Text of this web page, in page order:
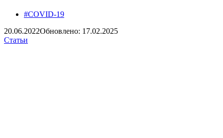
#COVID-19
20.06.2022Обновлено: 17.02.2025
Статьи